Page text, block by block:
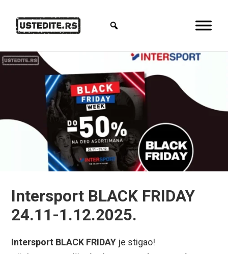
Intersport BLACK FRIDAY
24.11-1.12.2025.
Intersport BLACK FRIDAY je stigao!